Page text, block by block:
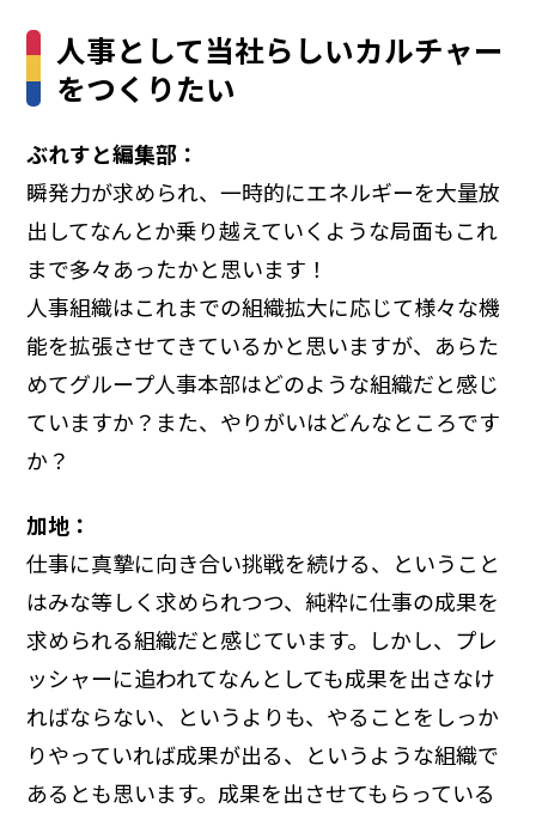
人事として当社らしいカルチャー
をつくりたい
ぶれすと編集部：
瞬発力が求められ、一時的にエネルギーを大量放
出してなんとか乗り越えていくような局面もこれ
まで多々あったかと思います！
人事組織はこれまでの組織拡大に応じて様々な機
能を拡張させてきているかと思いますが、あらた
めてグループ人事本部はどのような組織だと感じ
ていますか？また、やりがいはどんなところです
か？
加地：
仕事に真摯に向き合い挑戦を続ける、ということ
はみな等しく求められつつ、純粋に仕事の成果を
求められる組織だと感じています。しかし、プレ
ッシャーに追われてなんとしても成果を出さなけ
ればならない、というよりも、やることをしっか
りやっていれば成果が出る、というような組織で
あるとも思います。成果を出させてもらっている